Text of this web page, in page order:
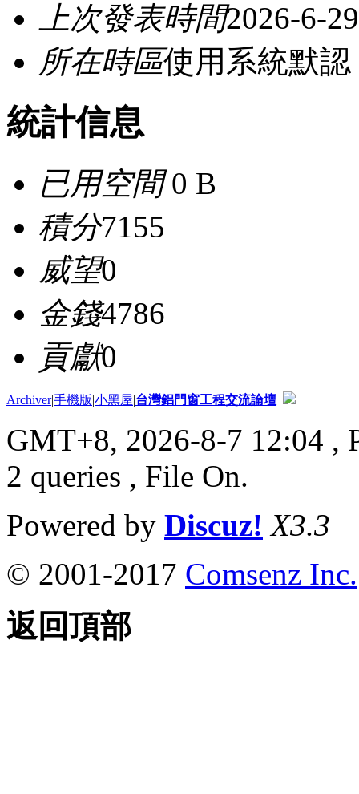
上次發表時間2026-6-
所在時區使用系統默認
統計信息
已用空間0 B
積分7155
威望0
金錢4786
貢獻0
Archiver|手機版|小黑屋|台灣鋁門窗工程交流論壇
GMT+8, 2026-8-7 12:04 ,
2 queries , File On.
Powered by Discuz! X3.3
© 2001-2017 Comsenz Inc.
返回頂部